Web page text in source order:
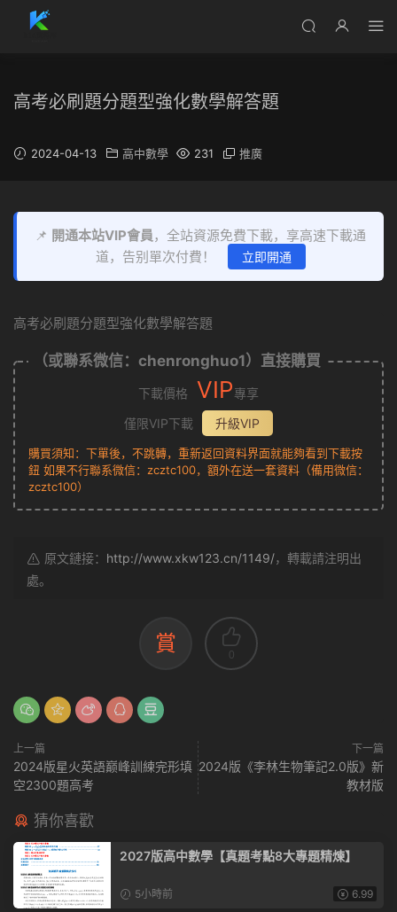
高考必刷題分題型強化數學解答題
2024-04-13 高中數學 231 推廣
📌 開通本站VIP會員，全站資源免費下載，享高速下載通
道，告别單次付費！
立即開通
高考必刷題分題型強化數學解答題
（或聯系微信：chenronghuo1）直接購買
下載價格 VIP專享
僅限VIP下載
升級VIP
購買須知：下單後，不跳轉，重新返回資料界面就能夠看到下載按
鈕 如果不行聯系微信：zcztc100，額外在送一套資料（備用微信：
zcztc100）
原文鏈接： http://www.xkw123.cn/1149/，轉載請注明出
處。
賞 0
上一篇
2024版星火英語巅峰訓練完形填
空2300題高考
下一篇
2024版《李林生物筆記2.0版》新
教材版
猜你喜歡
2027版高中數學【真題考點8大專題精煉】
5小時前 6.99